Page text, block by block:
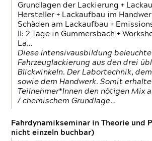
Grundlagen der Lackierung +
Hersteller + Lackaufbau im
Schäden am Lackaufbau +
II: 2 Tage in Gummersbach +
La…
Diese Intensivausbildung
Fahrzeuglackierung aus den drei
Blickwinkeln. Der Labortechnik,
sowie dem Handwerk. Somit
Teilnehmer*Innen den nötigen Mix
/ chemischem Grundlage…
Fahrdynamikseminar in Theorie und
nicht einzeln buchbar)